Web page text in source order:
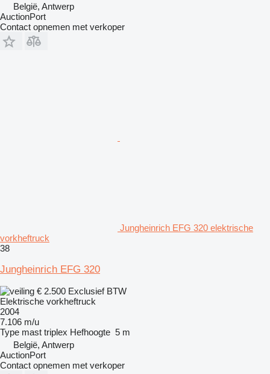
België, Antwerp
AuctionPort
Contact opnemen met verkoper
Jungheinrich EFG 320 elektrische
vorkheftruck
38
Jungheinrich EFG 320
€ 2.500 Exclusief BTW
Elektrische vorkheftruck
2004
7.106 m/u
Type mast triplex Hefhoogte 5 m
België, Antwerp
AuctionPort
Contact opnemen met verkoper